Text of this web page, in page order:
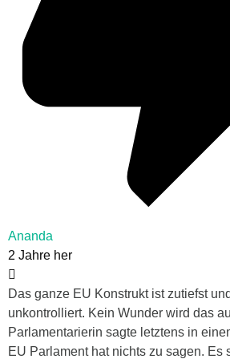
Ananda
2 Jahre her
Das ganze EU Konstrukt ist zutiefst
unkontrolliert. Kein Wunder wird das
Parlamentarierin sagte letztens in
EU Parlament hat nichts zu sagen. Es